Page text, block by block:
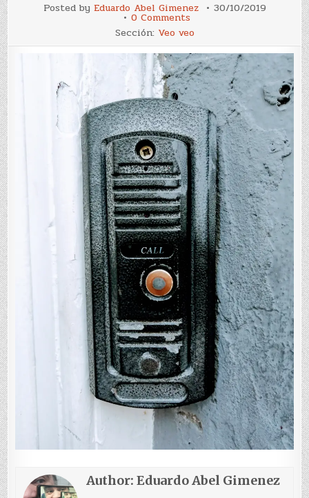
Posted by Eduardo Abel Gimenez 30/10/2019
0 Commentson
timbre
del
día
(40)
Sección: Veo veo
Author:Eduardo Abel Gimenez